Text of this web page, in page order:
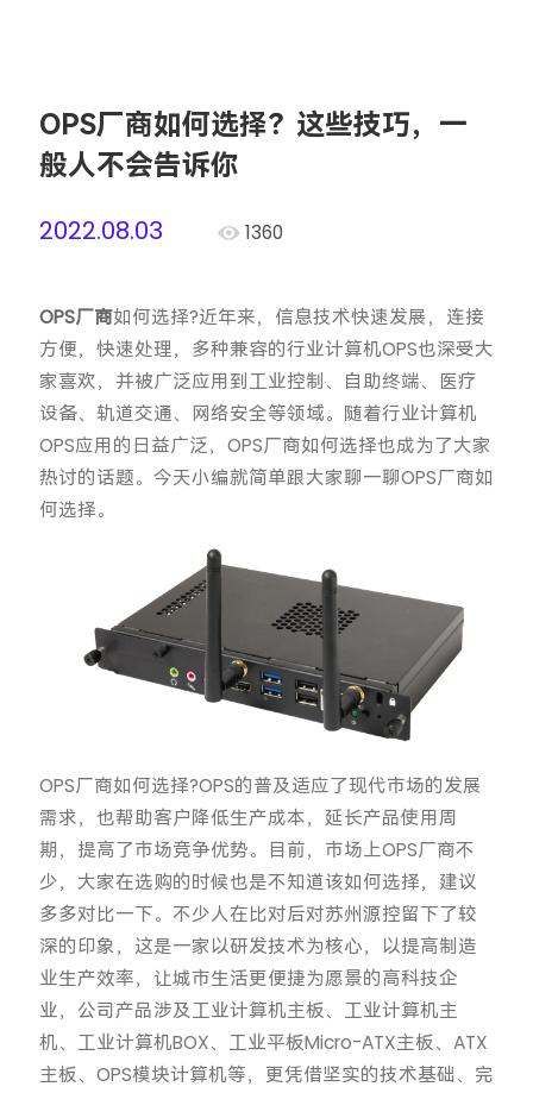
OPS厂商如何选择？这些技巧，一
般人不会告诉你
2022.08.03
1360
OPS厂商如何选择?近年来，信息技术快速发展，连接
方便，快速处理，多种兼容的行业计算机OPS也深受大
家喜欢，并被广泛应用到工业控制、自助终端、医疗
设备、轨道交通、网络安全等领域。随着行业计算机
OPS应用的日益广泛，OPS厂商如何选择也成为了大家
热讨的话题。今天小编就简单跟大家聊一聊OPS厂商如
何选择。
OPS厂商如何选择?OPS的普及适应了现代市场的发展
需求，也帮助客户降低生产成本，延长产品使用周
期，提高了市场竞争优势。目前，市场上OPS厂商不
少，大家在选购的时候也是不知道该如何选择，建议
多多对比一下。不少人在比对后对苏州源控留下了较
深的印象，这是一家以研发技术为核心，以提高制造
业生产效率，让城市生活更便捷为愿景的高科技企
业，公司产品涉及工业计算机主板、工业计算机主
机、工业计算机BOX、工业平板Micro-ATX主板、ATX
主板、OPS模块计算机等，更凭借坚实的技术基础、完